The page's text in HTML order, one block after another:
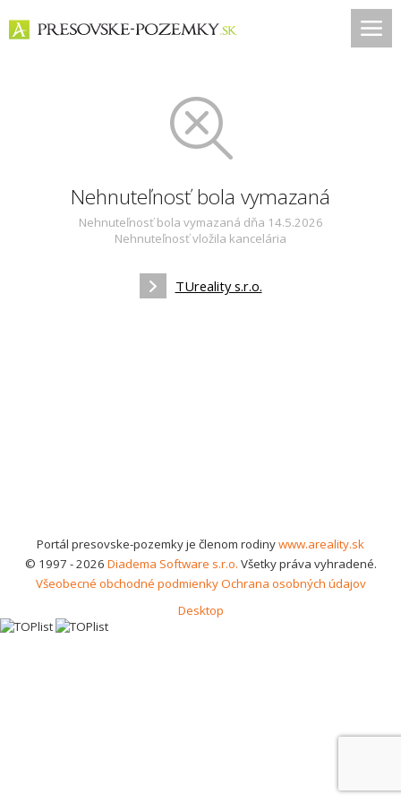
Nehnuteľnosť bola vymazaná
Nehnuteľnosť bola vymazaná dňa 14.5.2026
Nehnuteľnosť vložila kancelária
TUreality s.r.o.
Portál presovske-pozemky je členom rodinywww.areality.sk
© 1997 - 2026 Diadema Software s.r.o. Všetky práva vyhradené.
Všeobecné obchodné podmienkyOchrana osobných údajov
Desktop